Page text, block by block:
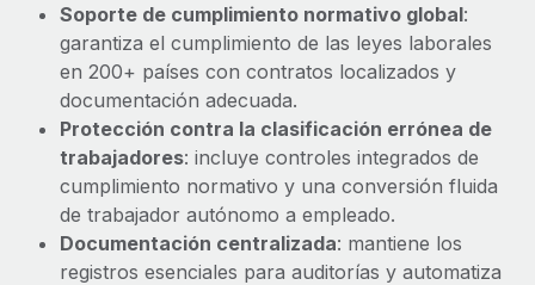
Apertura de entidades
Abre entidades conforme a la legalidad enseguida.
Movilidad y reubicación
Reubica a los empleados con facilidad.
Prestaciones
Gestiona las prestaciones de los empleados sin
complicaciones.
BLOG
Novedades de producto de Remote:
Integraciones con Gusto y Xero y Contractor
Management Plus
La misión de Remote sigue siendo ayudar a empresas de
todos los tamaños a contratar, gestionar y...
Más información
Soporte de cumplimiento normativo global:
garantiza el cumplimiento de las leyes laborales
en 200+ países con contratos localizados y
documentación adecuada.
Protección contra la clasificación errónea de
trabajadores: incluye controles integrados de
cumplimiento normativo y una conversión fluida
de trabajador autónomo a empleado.
Documentación centralizada: mantiene los
registros esenciales para auditorías y automatiza